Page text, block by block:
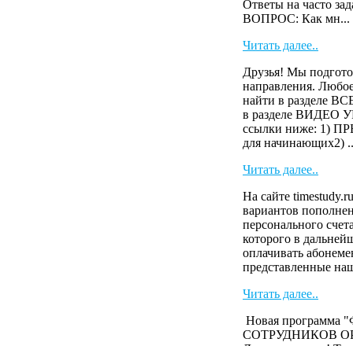
Ответы на часто
ВОПРОС: Как мн...
Читать далее..
Друзья! Мы
направления.
найти в разделе
в разделе ВИДЕО
ссылки ниже: 1)
для начинающих2)
Читать далее..
На сайте
вариантов
персонального
которого в
оплачивать
представленные
Читать далее..
Новая
СОТРУДНИКОВ